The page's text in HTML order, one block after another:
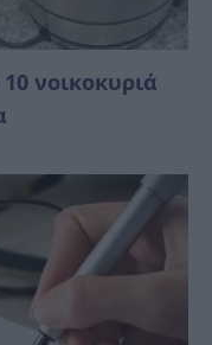
νοικοκυριά